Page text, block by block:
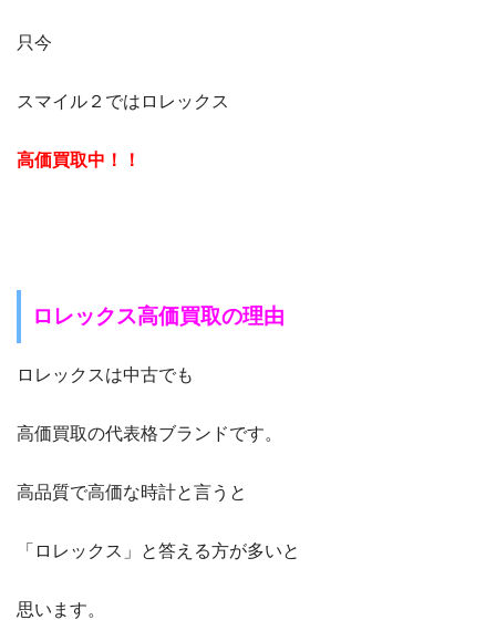
只今
スマイル２ではロレックス
高価買取中！！
ロレックス高価買取の理由
ロレックスは中古でも
高価買取の代表格ブランドです。
高品質で高価な時計と言うと
「ロレックス」と答える方が多いと
思います。